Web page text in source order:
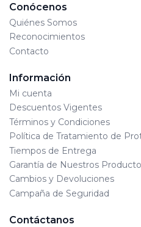
Conócenos
Quiénes Somos
Reconocimientos
Contacto
Información
Mi cuenta
Descuentos Vigentes
Términos y Condiciones
Política de Tratamiento de
Tiempos de Entrega
Garantía de Nuestros
Cambios y Devoluciones
Campaña de Seguridad
Contáctanos